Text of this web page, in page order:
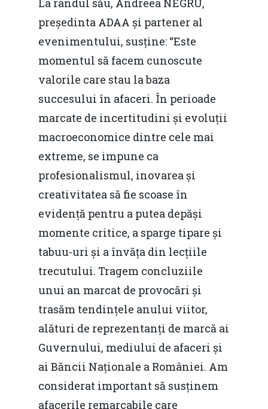
La rândul său, Andreea NEGRU,
președinta ADAA și partener al
evenimentului, susține: “Este
momentul să facem cunoscute
valorile care stau la baza
succesului în afaceri. În perioade
marcate de incertitudini și evoluții
macroeconomice dintre cele mai
extreme, se impune ca
profesionalismul, inovarea și
creativitatea să fie scoase în
evidență pentru a putea depăși
momente critice, a sparge tipare și
tabuu-uri și a învăța din lecțiile
trecutului. Tragem concluziile
unui an marcat de provocări și
trasăm tendințele anului viitor,
alături de reprezentanți de marcă ai
Guvernului, mediului de afaceri și
ai Băncii Naționale a României. Am
considerat important să susținem
afacerile remarcabile care